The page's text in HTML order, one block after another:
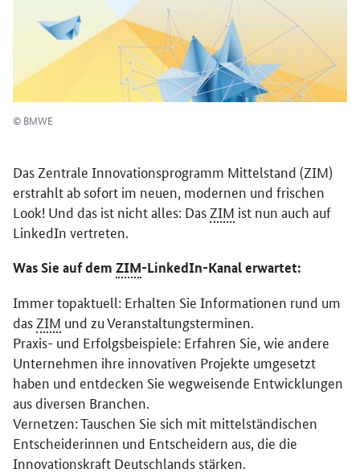
© BMWE
Das Zentrale Innovationsprogramm Mittelstand (ZIM)
erstrahlt ab sofort im neuen, modernen und frischen
Look! Und das ist nicht alles: Das ZIM ist nun auch auf
LinkedIn vertreten.
Was Sie auf dem ZIM-LinkedIn-Kanal erwartet:
Immer topaktuell: Erhalten Sie Informationen rund um
das ZIM und zu Veranstaltungsterminen.
Praxis- und Erfolgsbeispiele: Erfahren Sie, wie andere
Unternehmen ihre innovativen Projekte umgesetzt
haben und entdecken Sie wegweisende Entwicklungen
aus diversen Branchen.
Vernetzen: Tauschen Sie sich mit mittelständischen
Entscheiderinnen und Entscheidern aus, die die
Innovationskraft Deutschlands stärken.